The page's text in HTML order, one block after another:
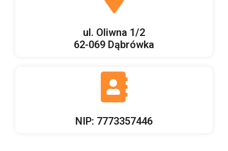
ul. Oliwna 1/2
62-069 Dąbrówka
NIP: 7773357446